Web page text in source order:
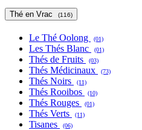
Thé en Vrac (116)
Le Thé Oolong (01)
Les Thés Blanc (01)
Thés de Fruits (03)
Thés Médicinaux (73)
Thés Noirs (11)
Thés Rooibos (10)
Thés Rouges (01)
Thés Verts (11)
Tisanes (06)